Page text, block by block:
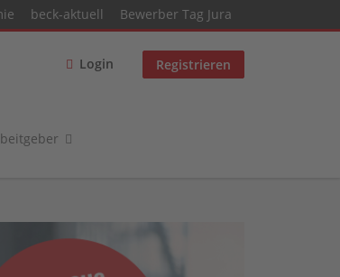
beck-aktuell Bewerber Tag Jura
Login Registrieren